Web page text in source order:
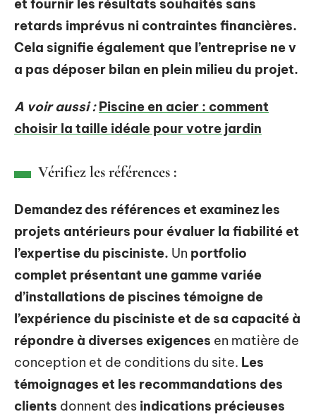
et fournir les résultats souhaités sans
retards imprévus ni contraintes financières.
Cela signifie également que l’entreprise ne v
a pas déposer bilan en plein milieu du projet.
A voir aussi : Piscine en acier : comment
choisir la taille idéale pour votre jardin
Vérifiez les références :
Demandez des références et examinez les
projets antérieurs pour évaluer la fiabilité et
l’expertise du pisciniste. Un portfolio
complet présentant une gamme variée
d’installations de piscines témoigne de
l’expérience du pisciniste et de sa capacité à
répondre à diverses exigences en matière de
conception et de conditions du site. Les
témoignages et les recommandations des
clients donnent des indications précieuses